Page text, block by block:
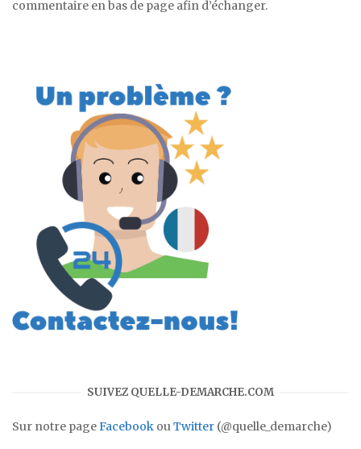
commentaire en bas de page afin d’échanger.
SUIVEZ QUELLE-DEMARCHE.COM
Sur notre pageFacebook ouTwitter (@quelle_demarche)